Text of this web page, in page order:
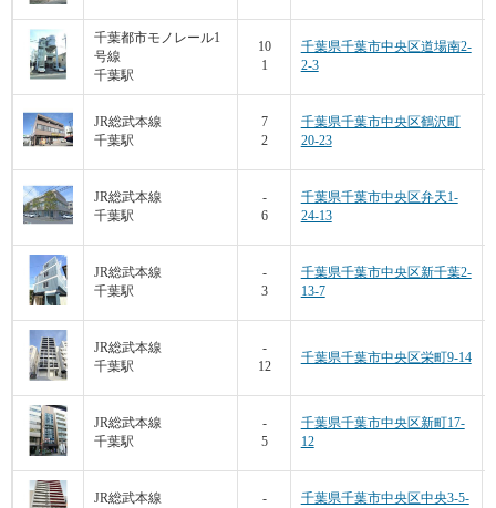
千葉都市モノレール1
号線
千葉駅
10
1
千葉県千葉市中央区道場南2-
2-3
JR総武本線
千葉駅
7
2
千葉県千葉市中央区鶴沢町
20-23
JR総武本線
千葉駅
-
6
千葉県千葉市中央区弁天1-
24-13
JR総武本線
千葉駅
-
3
千葉県千葉市中央区新千葉2-
13-7
JR総武本線
千葉駅
-
12
千葉県千葉市中央区栄町9-14
JR総武本線
千葉駅
-
5
千葉県千葉市中央区新町17-
12
JR総武本線
-
千葉県千葉市中央区中央3-5-